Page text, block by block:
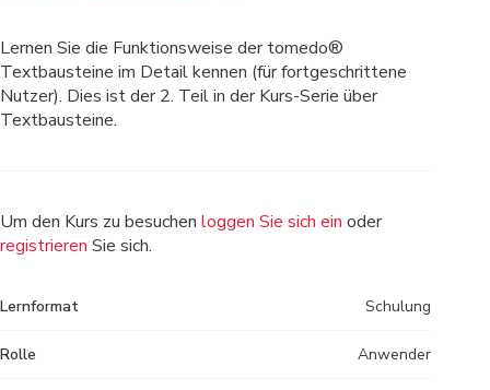
Lernen Sie die Funktionsweise der tomedo®
Textbausteine im Detail kennen (für fortgeschrittene
Nutzer). Dies ist der 2. Teil in der Kurs-Serie über
Textbausteine.
Um den Kurs zu besuchen loggen Sie sich ein oder
registrieren Sie sich.
Lernformat Schulung
Rolle Anwender